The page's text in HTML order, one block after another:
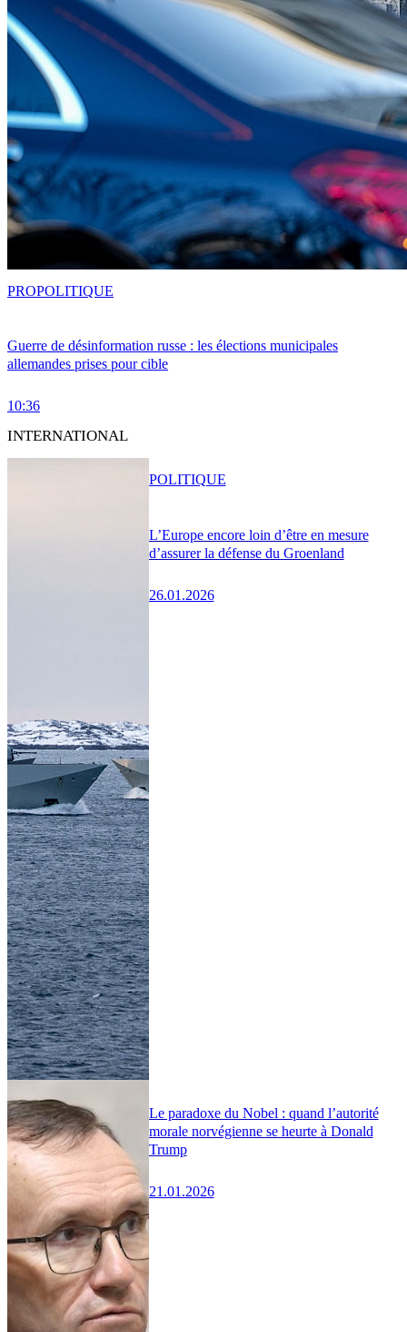
Guerre de désinformation russe : les élections municipales
allemandes prises pour cible
10:36
PROPOLITIQUE
INTERNATIONAL
L’Europe encore loin d’être en mesure
d’assurer la défense du Groenland
26.01.2026
POLITIQUE
Le paradoxe du Nobel : quand l’autorité
morale norvégienne se heurte à Donald
Trump
21.01.2026